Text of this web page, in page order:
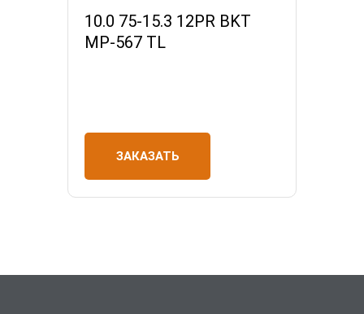
10.0 75-15.3 12PR BKT
MP-567 TL
ЗАКАЗАТЬ